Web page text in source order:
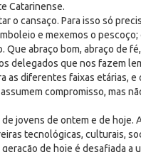
Catarinense.
o cansaço. Para isso só
e mexemos o
abraço bom, abraço de
delegados que nos fazem
as diferentes faixas etárias,
compromisso, mas
jovens de ontem e de
tecnológicas, culturais,
de hoje é desafiada a